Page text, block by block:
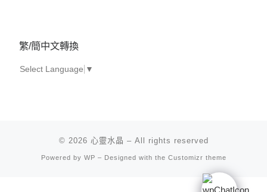
繁/簡中文轉換
Select Language ▼
© 2026 心靈水晶 – All rights reserved
Powered by WP – Designed with the Customizr theme